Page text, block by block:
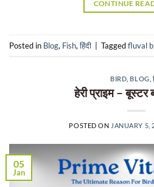
CONTINUE
Posted in Blog, Fish,हिंदी Taggedfluval
BIRD ,BLOG
हेरी प्राइम – बूस्टर
POSTED ON JANUARY 5,
05
Jan